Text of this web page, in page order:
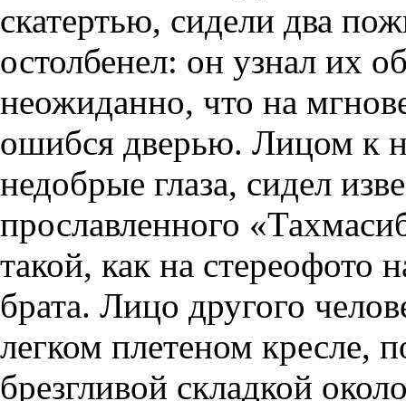
скатертью, сидели два
остолбенел: он узнал их
неожиданно, что на
ошибся дверью. Лицом к
недобрые глаза, сидел
прославленного
такой, как на стереофото
брата. Лицо другого
легком плетеном кресле,
брезгливой складкой